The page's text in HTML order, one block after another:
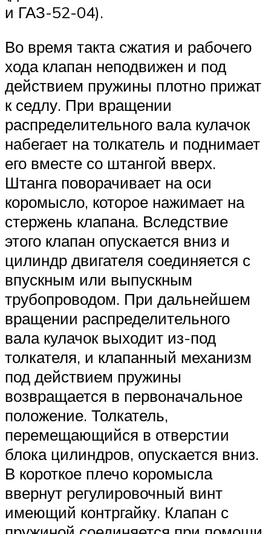
и ГАЗ-52-04).
Во время такта сжатия и рабочего
хода клапан неподвижен и под
действием пружины плотно прижат
к седлу. При вращении
распределительного вала кулачок
набегает на толкатель и поднимает
его вместе со штангой вверх.
Штанга поворачивает на оси
коромысло, которое нажимает на
стержень клапана. Вследствие
этого клапан опускается вниз и
цилиндр двигателя соединяется с
впускным или выпускным
трубопроводом. При дальнейшем
вращении распределительного
вала кулачок выходит из-под
толкателя, и клапанный механизм
под действием пружины
возвращается в первоначальное
положение. Толкатель,
перемещающийся в отверстии
блока цилиндров, опускается вниз.
В короткое плечо коромысла
ввернут регулировочный винт
имеющий контргайку. Клапан с